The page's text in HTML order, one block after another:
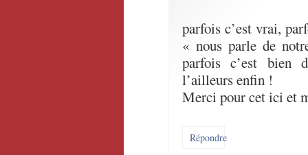
parfois c’est vrai,
« nous parle de
parfois c’est bien
l’ailleurs enfin !
Merci pour cet ici et
Répondre